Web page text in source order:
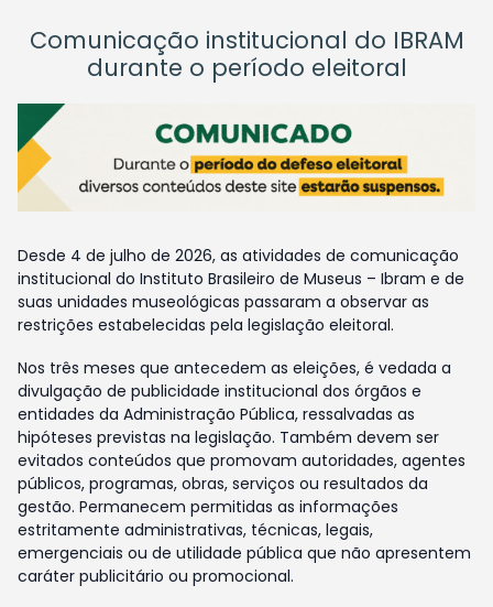
Comunicação institucional do IBRAM
durante o período eleitoral
Desde 4 de julho de 2026, as atividades de comunicação
institucional do Instituto Brasileiro de Museus – Ibram e de
suas unidades museológicas passaram a observar as
restrições estabelecidas pela legislação eleitoral.
Nos três meses que antecedem as eleições, é vedada a
divulgação de publicidade institucional dos órgãos e
entidades da Administração Pública, ressalvadas as
hipóteses previstas na legislação. Também devem ser
evitados conteúdos que promovam autoridades, agentes
públicos, programas, obras, serviços ou resultados da
gestão. Permanecem permitidas as informações
estritamente administrativas, técnicas, legais,
emergenciais ou de utilidade pública que não apresentem
caráter publicitário ou promocional.